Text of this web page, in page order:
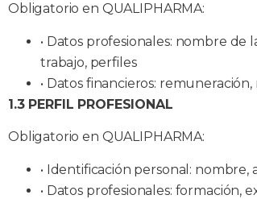
Obligatorio en QUALIPHARMA:
• Datos profesionales: nombre de
trabajo, perfiles
• Datos financieros:
1.3 PERFIL PROFESIONAL
Obligatorio en QUALIPHARMA:
• Identificación personal: nombre,
• Datos profesionales: formación,